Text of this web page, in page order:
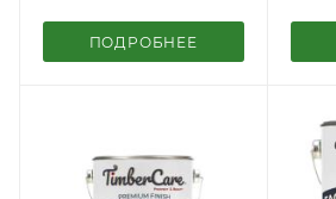
ПОДРОБНЕЕ